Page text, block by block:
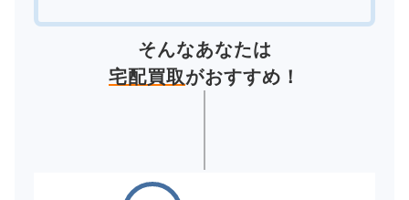
そんなあなたは
宅配買取がおすすめ！